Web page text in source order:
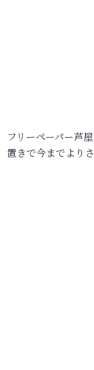
フリーペーパー芦
置きで今までより